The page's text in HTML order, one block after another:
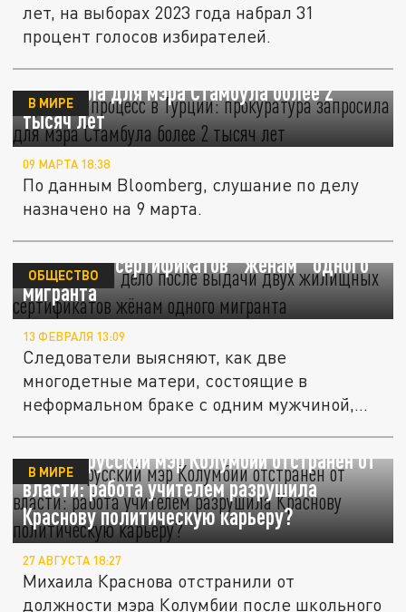
лет, на выборах 2023 года набрал 31
процент голосов избирателей.
Громкий процесс в Турции: прокуратура
запросила для мэра Стамбула более 2
тысяч лет
В МИРЕ
09 МАРТА 18:38
По данным Bloomberg, слушание по делу
назначено на 9 марта.
СК возбудил дело после выдачи двух
жилищных сертификатов "жёнам" одного
мигранта
ОБЩЕСТВО
13 ФЕВРАЛЯ 13:09
Следователи выясняют, как две
многодетные матери, состоящие в
неформальном браке с одним мужчиной,
Первый русский мэр Колумбии отстранён от
власти: работа учителем разрушила
Краснову политическую карьеру?
В МИРЕ
27 АВГУСТА 18:27
Михаила Краснова отстранили от
должности мэра Колумбии после школьного